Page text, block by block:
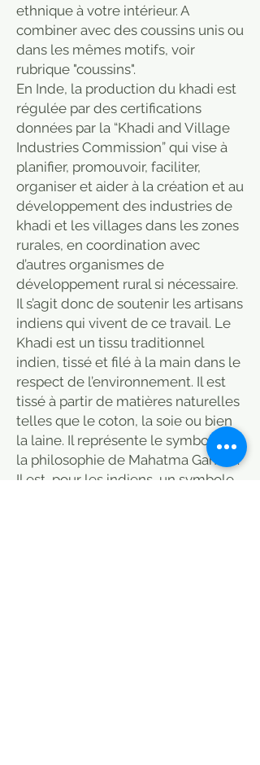
ethnique à votre intérieur. A
combiner avec des coussins unis ou
dans les mêmes motifs, voir
rubrique "coussins".
En Inde, la production du khadi est
régulée par des certifications
données par la “Khadi and Village
Industries Commission” qui vise à
planifier, promouvoir, faciliter,
organiser et aider à la création et au
développement des industries de
khadi et les villages dans les zones
rurales, en coordination avec
d’autres organismes de
développement rural si nécessaire.
Il s’agit donc de soutenir les artisans
indiens qui vivent de ce travail. Le
Khadi est un tissu traditionnel
indien, tissé et filé à la main dans le
respect de l’environnement. Il est
tissé à partir de matières naturelles
telles que le coton, la soie ou bien
la laine. Il représente le symbole de
la philosophie de Mahatma Gandhi.
Il est, pour les indiens, un symbole